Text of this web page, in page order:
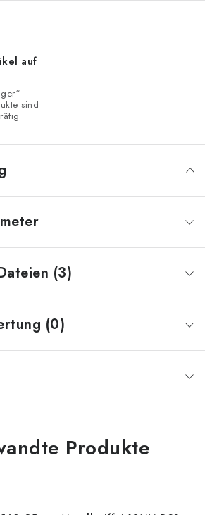
auf
sind
(3)
(0)
Produkte